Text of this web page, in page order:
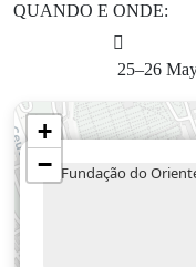
QUANDO E ONDE:
25–26
+
−